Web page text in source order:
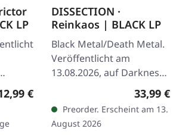
LP
Preis:
€
DISSECTION ·
Reinkaos | BLACK LP
Black Metal/Death Metal.
Veröffentlicht am
13.08.2026, auf Darkness
Shall Rise Productions.
Schwarzes Vinyl mit 24-
seitigem 12" Booklet
und…
33,99 €
Preorder. Erscheint am 13.
August 2026